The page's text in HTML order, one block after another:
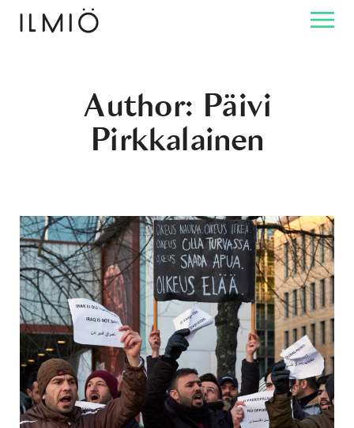
Author: Päivi
Pirkkalainen